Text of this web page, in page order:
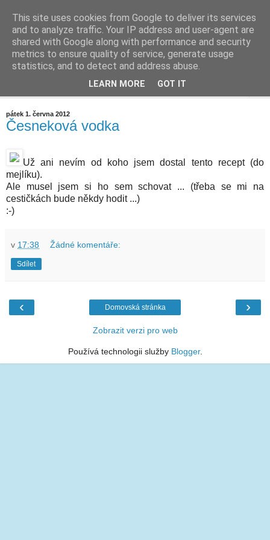
Cestičky blog
... okolo vesničky (aneb mrňavý Internetový deníček)
pátek 1. června 2012
Česneková vodka
Už ani nevím od koho jsem dostal tento recept (do
mejlíku).
Ale musel jsem si ho sem schovat ... (třeba se mi na
cestičkách bude někdy hodit ...)
:-)
v 17:38 Žádné komentáře:
Sdílet
‹ ›
Domovská stránka
Zobrazit verzi pro web
Používá technologii služby Blogger.
This site uses cookies from Google to deliver its services
and to analyze traffic. Your IP address and user-agent are
shared with Google along with performance and security
metrics to ensure quality of service, generate usage
statistics, and to detect and address abuse.
LEARN MORE GOT IT